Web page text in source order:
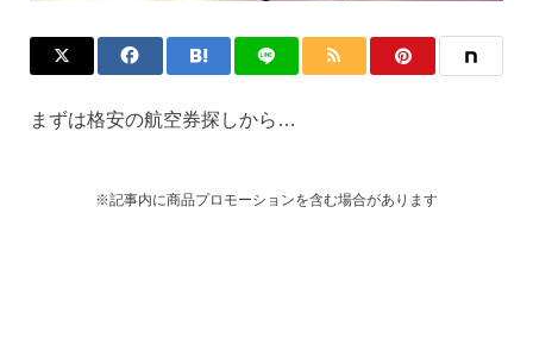
まずは格安の航空券探しから…
※記事内に商品プロモーションを含む場合があります